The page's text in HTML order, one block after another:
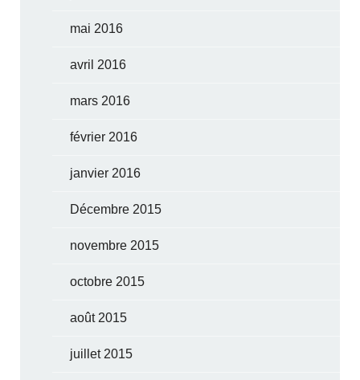
mai 2016
avril 2016
mars 2016
février 2016
janvier 2016
Décembre 2015
novembre 2015
octobre 2015
août 2015
juillet 2015